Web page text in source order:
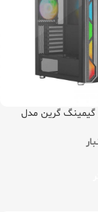
گیمینگ گرین مدل